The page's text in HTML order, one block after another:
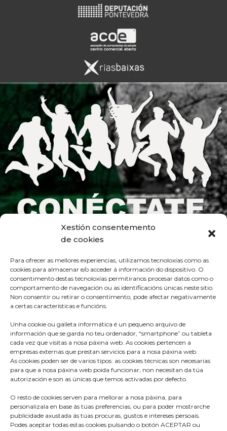
Xestión consentemento
de cookies
Para ofrecer as mellores experiencias, utilizamos tecnoloxías como as
cookies para almacenar e/o acceder á información do dispositivo. O
consentimento destas tecnoloxías permitiranos procesar datos como o
comportamento de navegación ou as identificacións únicas neste sitio.
Non consentir ou retirar o consentimento, pode afectar negativamente
a certas características e funcións.
Unha cookie ou galleta informática é un pequeno arquivo de
información que se garda no teu ordenador, “smartphone” ou tableta
cada vez que visitas a nosa páxina web. As cookies pertencen a
empresas externas que prestan servicios para a nosa páxina web.
As cookies poden ser de varios tipos: as cookies técnicas son necesarias
para que a nosa páxina web poida funcionar, non necesitan da túa
autorización e son as únicas que temos activadas por defecto.
O resto de cookies serven para mellorar a nosa páxina, para
personalizala en base ás túas preferencias, ou para poder mostrarche
publicidade axustada ás túas procuras, gustos e intereses persoais.
Podes aceptar todas estas cookies pulsando o botón ACEPTAR ou
Praza do Concello s/n
Telf: 986570165
info@aestrada.gal